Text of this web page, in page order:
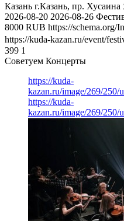
Казань г.Казань, пр.
2026-08-20 2026-08-26
8000 RUB https://schema.org/
https://kuda-kazan.ru/event/
399 1
Советуем Концерты
https://kuda-
kazan.ru/image/269/250/
https://kuda-
kazan.ru/image/269/250/